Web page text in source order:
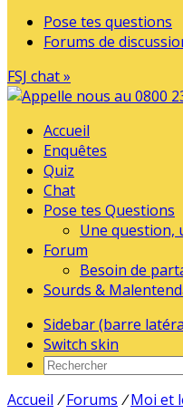
Pose tes questions
Forums de
FSJ chat »
Accueil
Enquêtes
Quiz
Chat
Pose tes Questions
Une question,
Forum
Besoin de
Sourds &
Sidebar (barre
Switch skin
Accueil / Forums / Moi et